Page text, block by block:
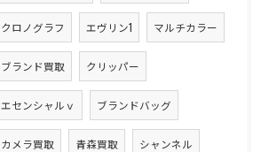
クロノグラフ エヴリン1 マルチカラー
ブランド買取 クリッパー
エセンシャルｖ ブランドバッグ
カメラ買取 青森買取 シャンネル